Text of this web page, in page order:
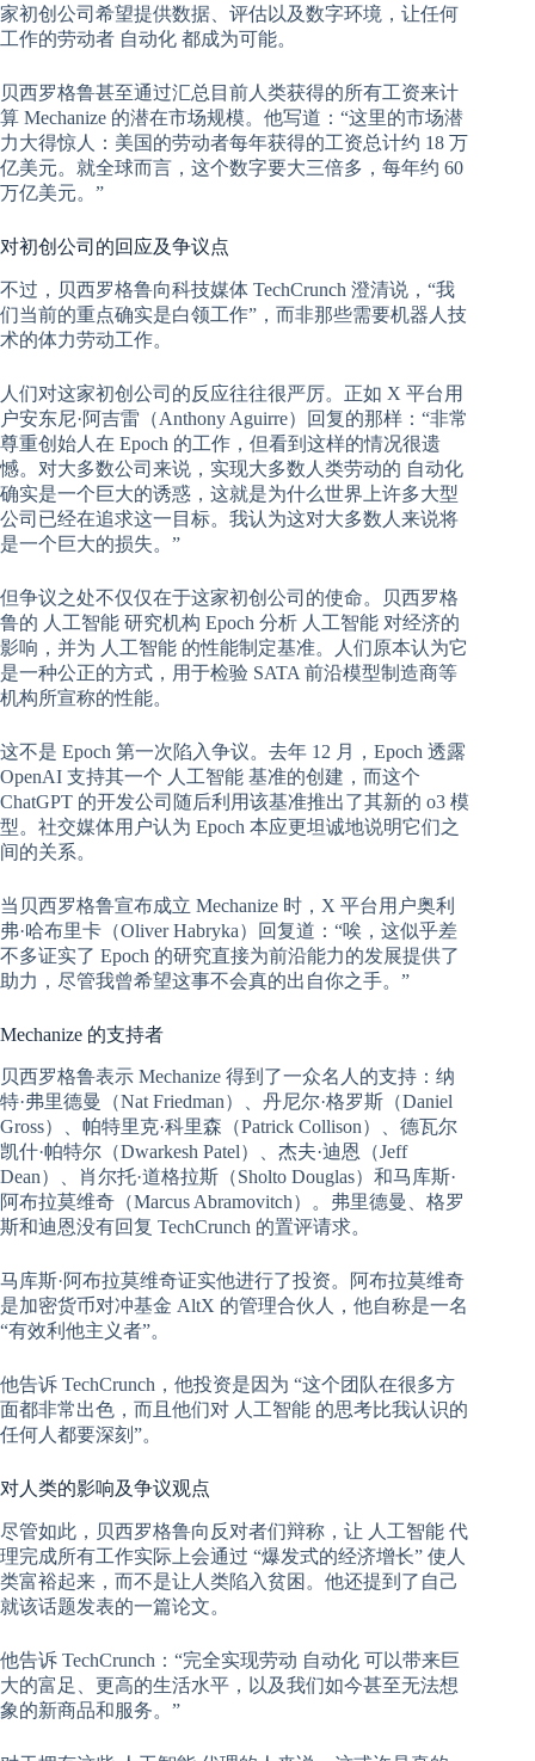
家初创公司希望提供数据、评估以及数字环境，让任何
工作的劳动者 自动化 都成为可能。
贝西罗格鲁甚至通过汇总目前人类获得的所有工资来计
算 Mechanize 的潜在市场规模。他写道：“这里的市场潜
力大得惊人：美国的劳动者每年获得的工资总计约 18 万
亿美元。就全球而言，这个数字要大三倍多，每年约 60
万亿美元。”
对初创公司的回应及争议点
不过，贝西罗格鲁向科技媒体 TechCrunch 澄清说，“我
们当前的重点确实是白领工作”，而非那些需要机器人技
术的体力劳动工作。
人们对这家初创公司的反应往往很严厉。正如 X 平台用
户安东尼·阿吉雷（Anthony Aguirre）回复的那样：“非常
尊重创始人在 Epoch 的工作，但看到这样的情况很遗
憾。对大多数公司来说，实现大多数人类劳动的 自动化
确实是一个巨大的诱惑，这就是为什么世界上许多大型
公司已经在追求这一目标。我认为这对大多数人来说将
是一个巨大的损失。”
但争议之处不仅仅在于这家初创公司的使命。贝西罗格
鲁的 人工智能 研究机构 Epoch 分析 人工智能 对经济的
影响，并为 人工智能 的性能制定基准。人们原本认为它
是一种公正的方式，用于检验 SATA 前沿模型制造商等
机构所宣称的性能。
这不是 Epoch 第一次陷入争议。去年 12 月，Epoch 透露
OpenAI 支持其一个 人工智能 基准的创建，而这个
ChatGPT 的开发公司随后利用该基准推出了其新的 o3 模
型。社交媒体用户认为 Epoch 本应更坦诚地说明它们之
间的关系。
当贝西罗格鲁宣布成立 Mechanize 时，X 平台用户奥利
弗·哈布里卡（Oliver Habryka）回复道：“唉，这似乎差
不多证实了 Epoch 的研究直接为前沿能力的发展提供了
助力，尽管我曾希望这事不会真的出自你之手。”
Mechanize 的支持者
贝西罗格鲁表示 Mechanize 得到了一众名人的支持：纳
特·弗里德曼（Nat Friedman）、丹尼尔·格罗斯（Daniel
Gross）、帕特里克·科里森（Patrick Collison）、德瓦尔
凯什·帕特尔（Dwarkesh Patel）、杰夫·迪恩（Jeff
Dean）、肖尔托·道格拉斯（Sholto Douglas）和马库斯·
阿布拉莫维奇（Marcus Abramovitch）。弗里德曼、格罗
斯和迪恩没有回复 TechCrunch 的置评请求。
马库斯·阿布拉莫维奇证实他进行了投资。阿布拉莫维奇
是加密货币对冲基金 AltX 的管理合伙人，他自称是一名
“有效利他主义者”。
他告诉 TechCrunch，他投资是因为 “这个团队在很多方
面都非常出色，而且他们对 人工智能 的思考比我认识的
任何人都要深刻”。
对人类的影响及争议观点
尽管如此，贝西罗格鲁向反对者们辩称，让 人工智能 代
理完成所有工作实际上会通过 “爆发式的经济增长” 使人
类富裕起来，而不是让人类陷入贫困。他还提到了自己
就该话题发表的一篇论文。
他告诉 TechCrunch：“完全实现劳动 自动化 可以带来巨
大的富足、更高的生活水平，以及我们如今甚至无法想
象的新商品和服务。”